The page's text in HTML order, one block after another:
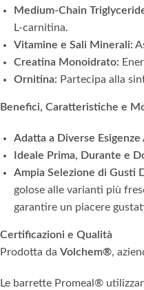
Medium-Chain
L-carnitina.
Vitamine e Sali Minerali:
Creatina Monoidrato:
Ornitina: Partecipa alla
Benefici, Caratteristiche e
Adatta a Diverse
Ideale Prima, Durante e
Ampia Selezione di Gusti
golose alle varianti più
garantire un piacere
Certificazioni e Qualità
Prodotta da Volchem®,
Le barrette Promeal®